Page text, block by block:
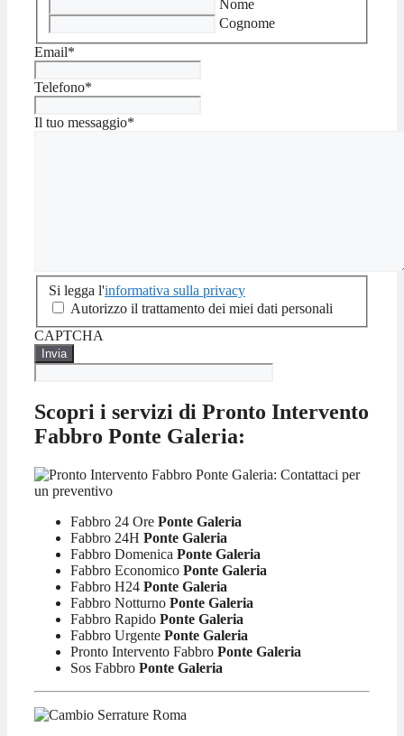
Nome
Cognome
Email*
Telefono*
Il tuo messaggio*
Si
legga
sulla
privacy
Si legga l'informativa sulla privacy
Autorizzo il trattamento dei miei dati personali
CAPTCHA
Scopri i servizi di Pronto Intervento
Fabbro Ponte Galeria:
Fabbro 24 Ore Ponte Galeria
Fabbro 24H Ponte Galeria
Fabbro Domenica Ponte Galeria
Fabbro Economico Ponte Galeria
Fabbro H24 Ponte Galeria
Fabbro Notturno Ponte Galeria
Fabbro Rapido Ponte Galeria
Fabbro Urgente Ponte Galeria
Pronto Intervento Fabbro Ponte Galeria
Sos Fabbro Ponte Galeria